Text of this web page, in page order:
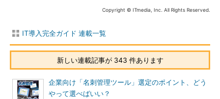
Copyright © ITmedia, Inc. All Rights Reserved.
IT導入完全ガイド 連載一覧
新しい連載記事が 343 件あります
企業向け「名刺管理ツール」選定のポイント、どう
やって選べばいい？